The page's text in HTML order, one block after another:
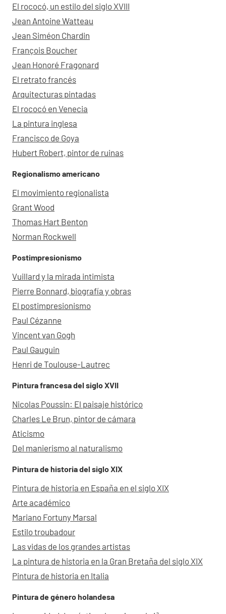
El rococó, un estilo del siglo XVIII
Jean Antoine Watteau
Jean Siméon Chardin
François Boucher
Jean Honoré Fragonard
El retrato francés
Arquitecturas pintadas
El rococó en Venecia
La pintura inglesa
Francisco de Goya
Hubert Robert, pintor de ruinas
Regionalismo americano
El movimiento regionalista
Grant Wood
Thomas Hart Benton
Norman Rockwell
Postimpresionismo
Vuillard y la mirada intimista
Pierre Bonnard, biografía y obras
El postimpresionismo
Paul Cézanne
Vincent van Gogh
Paul Gauguin
Henri de Toulouse-Lautrec
Pintura francesa del siglo XVII
Nicolas Poussin: El paisaje histórico
Charles Le Brun, pintor de cámara
Aticismo
Del manierismo al naturalismo
Pintura de historia del siglo XIX
Pintura de historia en España en el siglo XIX
Arte académico
Mariano Fortuny Marsal
Estilo troubadour
Las vidas de los grandes artistas
La pintura de historia en la Gran Bretaña del siglo XIX
Pintura de historia en Italia
Pintura de género holandesa